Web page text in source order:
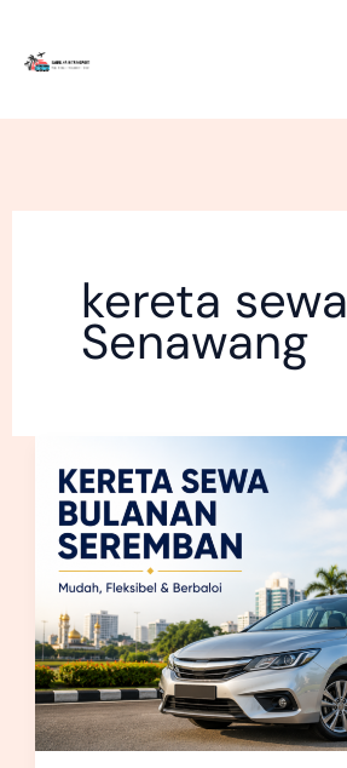
kereta sewa
Senawang
Sewa
Bulanan
Seremban